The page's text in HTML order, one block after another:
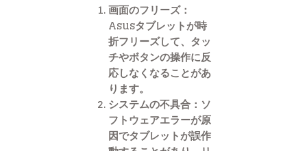
画面のフリーズ：
Asusタブレットが時
折フリーズして、タッ
チやボタンの操作に反
応しなくなることがあ
ります。
システムの不具合 ：ソ
フトウェアエラーが原
因でタブレットが誤作